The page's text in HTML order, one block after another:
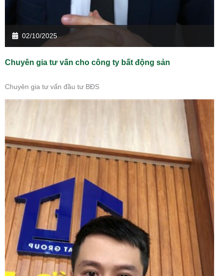
02/10/2025
Chuyên gia tư vấn cho công ty bất động sản
Chuyên gia tư vấn đầu tư BĐS